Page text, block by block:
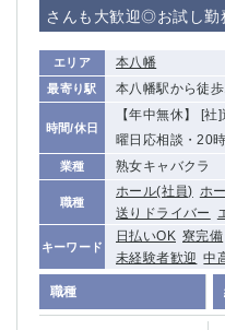
さんも大歓迎◎お試し
エリア 本八幡
最寄り駅 本八幡駅から徒
時間/休日
【年中無休】 [
曜日応相談・20
業種 熟女キャバクラ
職種
ホール(社員) ホ
送りドライバー
キーワード
日払いOK 寮完備
未経験者歓迎 中
職種
神奈川県
関内
川崎
本厚木
藤沢
武蔵小杉
小田原
関内・馬車道・日ノ出町
戸塚
大船